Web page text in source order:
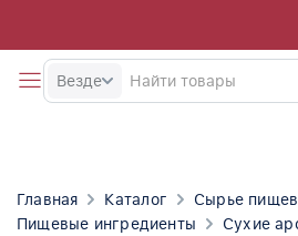
Везде
Главная Каталог
Сырье
Пищевые ингредиенты
Сухие